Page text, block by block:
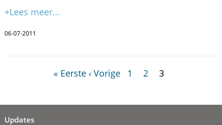
+Lees meer...
06-07-2011
« Eerste ‹ Vorige 1 2 3
Updates